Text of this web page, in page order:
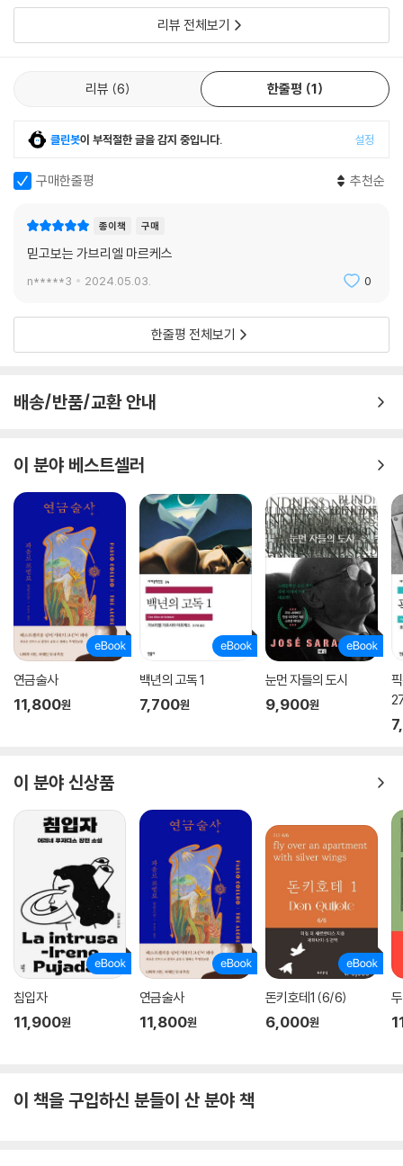
는 야만적인 행태 등을 우회적으로, 그렇지만 분명하게 바라본다. 또한 죽
은 시에르바 마리아의 빡빡 깎인 머리에서 머리카락이 엄청나게 빠른 속도
는 점, 한때 후작과 사랑을 나누었던 둘세 올리비아의 원혼 등은 여전히 마
술적이고 환상적인 가르시아 마르케스 특유의 세계관을 보여 준다.
리뷰 전체보기
리뷰 6 한줄평 1
클린봇이 부적절한 글을 감지 중입니다. 설정
구매한줄평 추천순
종이책 구매
믿고보는 가브리엘 마르케스
n*****3 2024.05.03. 0
한줄평 전체보기
배송/반품/교환 안내
이 분야 베스트셀러
연금술사
11,800원
백년의 고독 1
7,700원
눈먼 자들의 도시
9,900원
이 분야 신상품
침입자
11,900원
연금술사
11,800원
돈키호테1 (6/6)
6,000원
이 책을 구입하신 분들이 산 분야 책